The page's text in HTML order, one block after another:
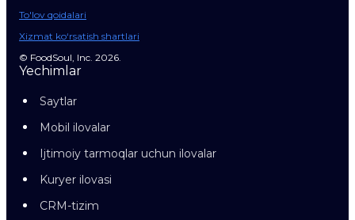
To'lov qoidalari
Xizmat ko‘rsatish shartlari
© FoodSoul, Inc. 2026.
Yechimlar
Saytlar
Mobil ilovalar
Ijtimoiy tarmoqlar uchun ilovalar
Kuryer ilovasi
CRM-tizim